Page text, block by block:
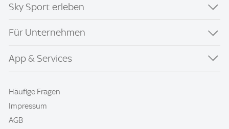
Sky Sport erleben
Für Unternehmen
App & Services
Häufige Fragen
Impressum
AGB